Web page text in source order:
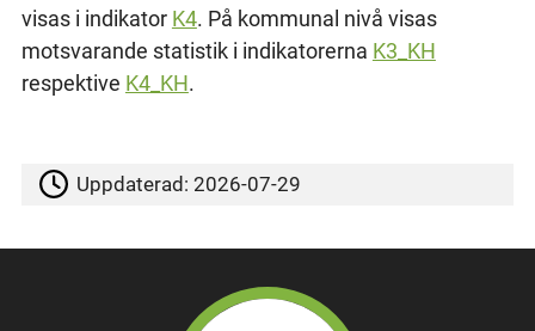
visas i indikator K4. På kommunal nivå visas
motsvarande statistik i indikatorerna K3_KH
respektive K4_KH.
Uppdaterad:2026-07-29